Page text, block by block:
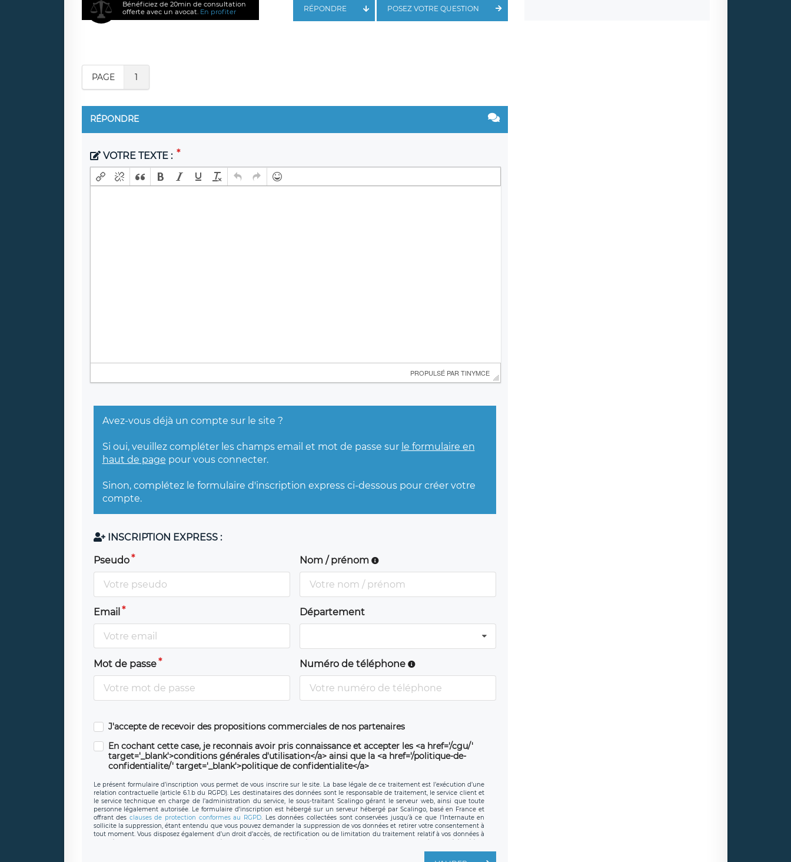
Bénéficiez de 20min de consultation
offerte avec un avocat. En profiter POSEZ VOTRE QUESTION
RÉPONDRE
PAGE 1
RÉPONDRE
VOTRE TEXTE :
PROPULSÉ PAR TINYMCE
Avez-vous déjà un compte sur le site ?
Si oui, veuillez compléter les champs email et mot de passe sur le formulaire en
haut de page pour vous connecter.
Sinon, complétez le formulaire d'inscription express ci-dessous pour créer votre
compte.
INSCRIPTION EXPRESS :
Pseudo Nom / prénom
Email Département
Mot de passe Numéro de téléphone
J'accepte de recevoir des propositions commerciales de nos partenaires
En cochant cette case, je reconnais avoir pris connaissance et accepter les <a href='/cgu/'
target='_blank'>conditions générales d'utilisation</a> ainsi que la <a href='/politique-de-
confidentialite/' target='_blank'>politique de confidentialite</a>
Le présent formulaire d’inscription vous permet de vous inscrire sur le site. La base légale de ce traitement est l’exécution d’une
relation contractuelle (article 6.1.b du RGPD). Les destinataires des données sont le responsable de traitement, le service client et
le service technique en charge de l’administration du service, le sous-traitant Scalingo gérant le serveur web, ainsi que toute
personne légalement autorisée. Le formulaire d’inscription est hébergé sur un serveur hébergé par Scalingo, basé en France et
offrant des clauses de protection conformes au RGPD. Les données collectées sont conservées jusqu’à ce que l’Internaute en
sollicite la suppression, étant entendu que vous pouvez demander la suppression de vos données et retirer votre consentement à
tout moment. Vous disposez également d’un droit d’accès, de rectification ou de limitation du traitement relatif à vos données à
caractère personnel, ainsi que d’un droit à la portabilité de vos données. Vous pouvez exercer ces droits auprès du délégué à la
protection des données de LÉGAVOX qui exerce au siège social de LÉGAVOX et est joignable à l’adresse mail suivante :